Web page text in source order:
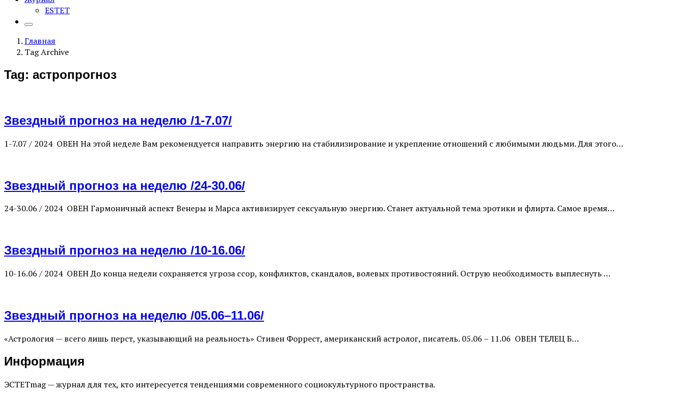
ESTET
Главная
Tag Archive
Tag: астропрогноз
Звездный прогноз на неделю /1-7.07/
1-7.07 / 2024 ОВЕН На этой неделе Вам рекомендуется направить энергию на стабилизирование и укрепление отношений с любимыми людьми. Для этого…
Звездный прогноз на неделю /24-30.06/
24-30.06 / 2024 ОВЕН Гармоничный аспект Венеры и Марса активизирует сексуальную энергию. Станет актуальной тема эротики и флирта. Самое время…
Звездный прогноз на неделю /10-16.06/
10-16.06 / 2024 ОВЕН До конца недели сохраняется угроза ссор, конфликтов, скандалов, волевых противостояний. Острую необходимость выплеснуть …
Звездный прогноз на неделю /05.06–11.06/
«Астрология — всего лишь перст, указывающий на реальность» Стивен Форрест, американский астролог, писатель. 05.06 – 11.06 ОВЕН ТЕЛЕЦ Б…
Информация
ЭСТЕТmag — журнал для тех, кто интересуется тенденциями современного социокультурного пространства.